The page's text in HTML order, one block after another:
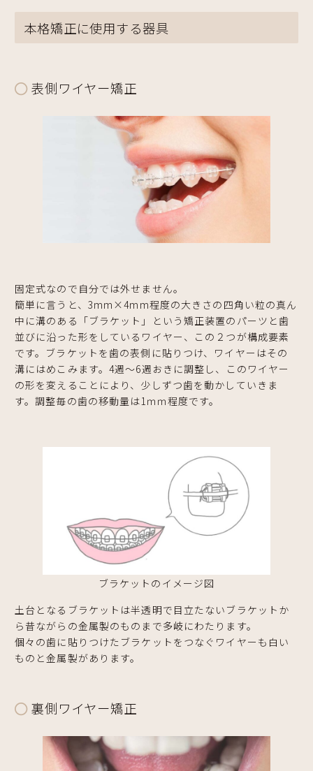
本格矯正に使用する器具
表側ワイヤー矯正
固定式なので自分では外せません。
簡単に言うと、3mm×4mm程度の大きさの四角い粒の真ん
中に溝のある「ブラケット」という矯正装置のパーツと歯
並びに沿った形をしているワイヤー、この２つが構成要素
です。ブラケットを歯の表側に貼りつけ、ワイヤーはその
溝にはめこみます。4週～6週おきに調整し、このワイヤー
の形を変えることにより、少しずつ歯を動かしていきま
す。調整毎の歯の移動量は1ｍｍ程度です。
ブラケットのイメージ図
土台となるブラケットは半透明で目立たないブラケットか
ら昔ながらの金属製のものまで多岐にわたります。
個々の歯に貼りつけたブラケットをつなぐワイヤーも白い
ものと金属製があります。
裏側ワイヤー矯正